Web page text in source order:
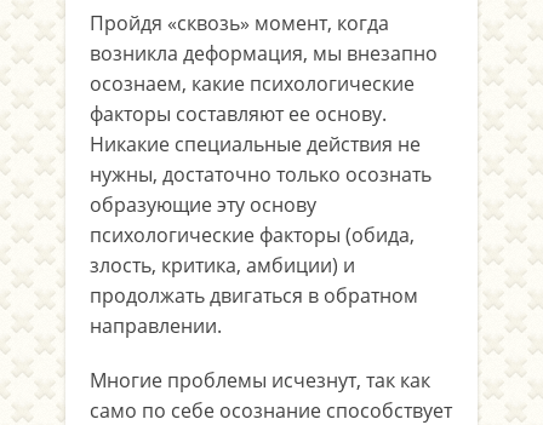
Пройдя «сквозь» момент, когда
возникла деформация, мы внезапно
осознаем, какие психологические
факторы составляют ее основу.
Никакие специальные действия не
нужны, достаточно только осознать
образующие эту основу
психологические факторы (обида,
злость, критика, амбиции) и
продолжать двигаться в обратном
направлении.
Многие проблемы исчезнут, так как
само по себе осознание способствует